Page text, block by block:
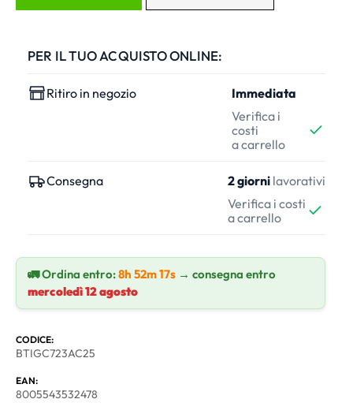
PER IL TUO ACQUISTO ONLINE:
Ritiro in negozio
Immediata
Verifica i
costi
a carrello
Consegna 2 giorni lavorativi
Verifica i costi
a carrello
🚛 Ordina entro:8h 52m 16s → consegna entro
mercoledì 12 agosto
CODICE:
BTIGC723AC25
EAN:
8005543532478